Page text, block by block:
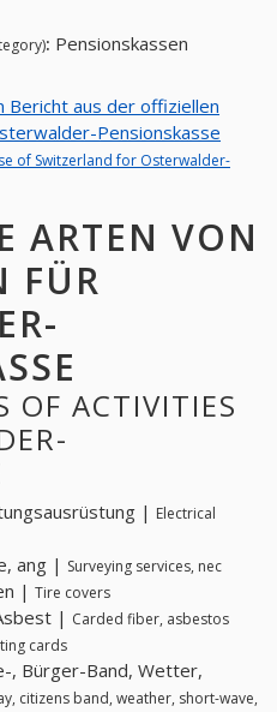
: Pensionskassen
Bericht aus der offiziellen
Pensionskasse
of Switzerland for Osterwalder-
ARTEN VON
FÜR
OF ACTIVITIES
| Electrical
ang | Surveying services, nec
| Tire covers
| Carded fiber, asbestos
cards
, Bürger-Band, Wetter,
citizens band, weather, short-wave,